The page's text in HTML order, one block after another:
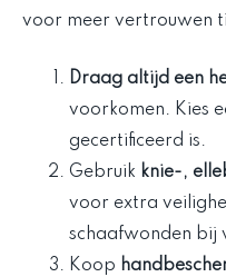
voor meer vertrouwen
Draag altijd een
voorkomen. Kies
gecertificeerd is.
Gebruik knie-,
voor extra
schaafwonden bij
Koop